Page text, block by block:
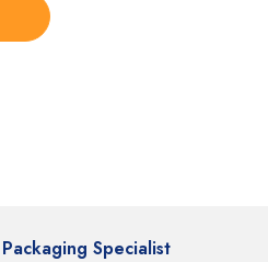
Packaging Specialist